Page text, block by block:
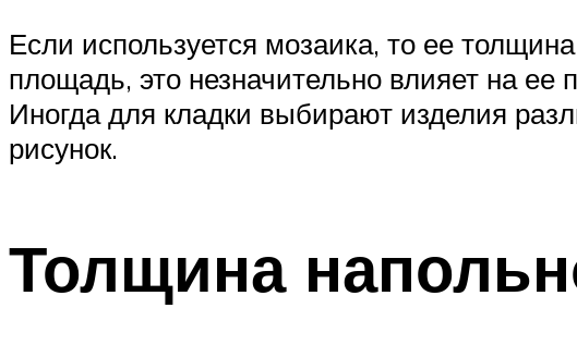
Если используется мозаика, то ее
площадь, это незначительно влияет на
Иногда для кладки выбирают изделия
рисунок.
Толщина